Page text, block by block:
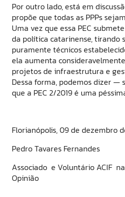
Por outro lado, está em
propõe que todas as PPPs
Uma vez que essa PEC
da política catarinense, tirando
puramente técnicos
ela aumenta
projetos de infraestrutura e
Dessa forma, podemos dizer
que a PEC 2/2019 é uma
Florianópolis, 09 de dezembro
Pedro Tavares Fernandes
Associado e Voluntário ACIF
Opinião